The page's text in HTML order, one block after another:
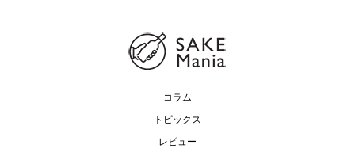
コラム
トピックス
レビュー